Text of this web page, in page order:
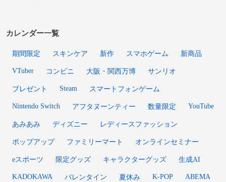
カレンダー一覧
期間限定 スキンケア 新作 スマホゲーム 新商品
VTuber コンビニ 大阪・関西万博 サンリオ
プレゼント Steam スマートフォンゲーム
Nintendo Switch アフタヌーンティー 数量限定 YouTube
あみあみ ディズニー レディースファッション
ポップアップ ファミリーマート オンラインセミナー
eスポーツ 限定グッズ キャラクターグッズ 生成AI
KADOKAWA バレンタイン 夏休み K-POP ABEMA